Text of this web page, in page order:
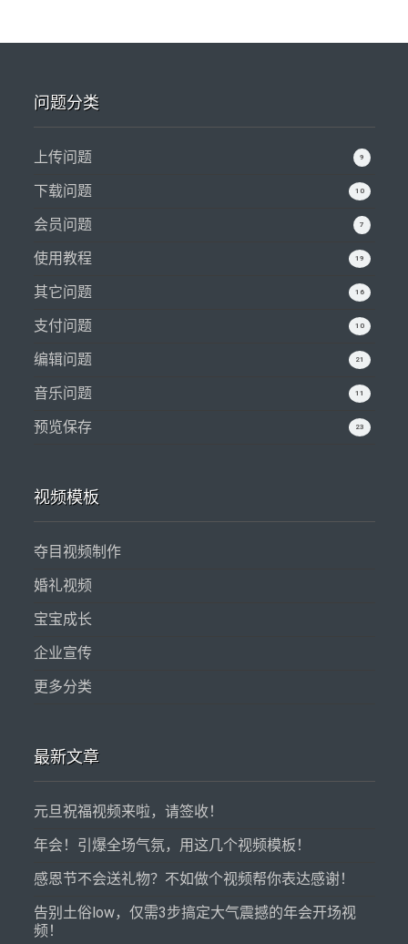
问题分类
9
上传问题
10
下载问题
7
会员问题
19
使用教程
16
其它问题
10
支付问题
21
编辑问题
11
音乐问题
23
预览保存
视频模板
夺目视频制作
婚礼视频
宝宝成长
企业宣传
更多分类
最新文章
元旦祝福视频来啦，请签收！
年会！引爆全场气氛，用这几个视频模板！
感恩节不会送礼物？不如做个视频帮你表达感谢！
告别土俗low，仅需3步搞定大气震撼的年会开场视
频！